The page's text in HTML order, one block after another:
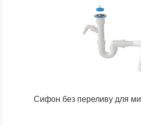
Сифон без переливу для